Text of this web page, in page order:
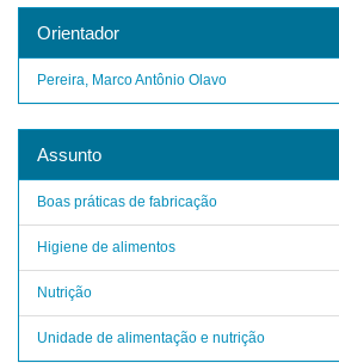
Orientador
Pereira, Marco Antônio Olavo
Assunto
Boas práticas de fabricação
Higiene de alimentos
Nutrição
Unidade de alimentação e nutrição